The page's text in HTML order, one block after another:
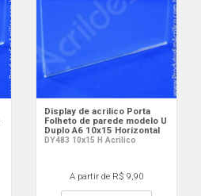
Display de acrilico Porta
Folheto de parede modelo U
Duplo A6 10x15 Horizontal
DY483 10x15 H Acrilico
A partir de R$ 9,90